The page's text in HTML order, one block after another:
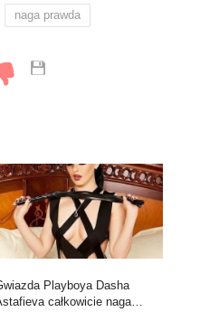
naga prawda
Playboya Dasha
całkowicie naga…